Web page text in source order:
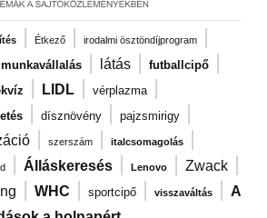
| Étkező | irodalmi ösztöndíjprogram |
| látás | futballcipő |
| LIDL | vérplazma |
| dísznövény | pajzsmirigy |
| szerszám | italcsomagolás |
| Álláskeresés | Lenovo | Zwack |
| WHC | sportcipő | visszaváltás | A